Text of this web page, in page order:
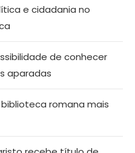
e cidadania no
de conhecer
aparadas
romana mais